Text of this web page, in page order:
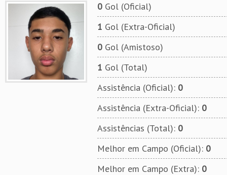
0Gol (Oficial)
1 Gol (Extra-Oficial)
0Gol (Amistoso)
1 Gol (Total)
Assistência (Oficial): 0
Assistência (Extra-Oficial): 0
Assistências (Total): 0
Melhor em Campo (Oficial): 0
Melhor em Campo (Extra): 0